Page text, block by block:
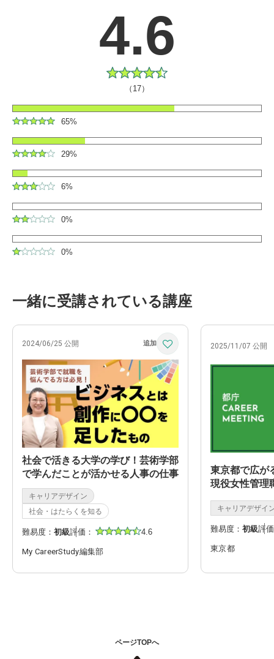
4.6
（17）
65%
29%
6%
0%
0%
一緒に受講されている講座
2024/06/25 公開
社会で活きる大学の学び！芸術学部
で学んだことが活かせる人事の仕事
キャリアデザイン
社会・はたらくを知る
難易度： 初級評価： 4.6
My CareerStudy編集部
2025/11/07 公開
東京都で広が
現役女性管理
キャリアデザイ
難易度： 初級評
東京都
ページTOPへ